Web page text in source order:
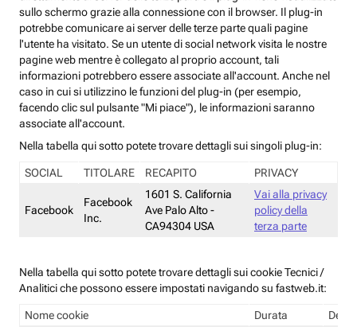
sullo schermo grazie alla connessione con il browser. Il plug-in
potrebbe comunicare ai server delle terze parte quali pagine
l'utente ha visitato. Se un utente di social network visita le nostre
pagine web mentre è collegato al proprio account, tali
informazioni potrebbero essere associate all'account. Anche nel
caso in cui si utilizzino le funzioni del plug-in (per esempio,
facendo clic sul pulsante "Mi piace"), le informazioni saranno
associate all'account.
Nella tabella qui sotto potete trovare dettagli sui singoli plug-in:
SOCIAL TITOLARE RECAPITO PRIVACY
Facebook
Facebook
Inc.
1601 S. California
Ave Palo Alto -
CA94304 USA
Vai alla privacy
policy della
terza parte
Nella tabella qui sotto potete trovare dettagli sui cookie Tecnici /
Analitici che possono essere impostati navigando su fastweb.it:
Nome cookie Durata